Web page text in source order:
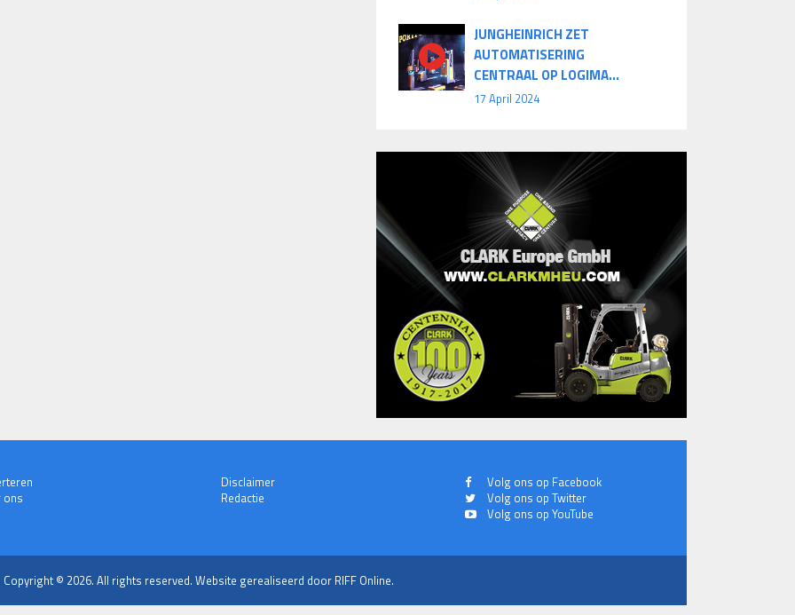
JUNGHEINRICH ZET
AUTOMATISERING
CENTRAAL OP LOGIMA...
17 April 2024
ons
Disclaimer
Redactie
Volg ons op Facebook
Volg ons op Twitter
Volg ons op YouTube
Copyright © 2026. All rights reserved. Website gerealiseerd door RIFF Online.